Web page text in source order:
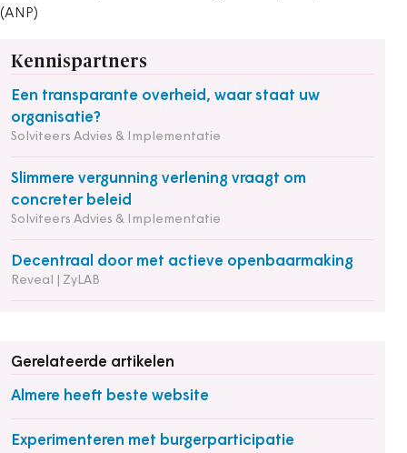
(ANP)
Kennispartners
Een transparante overheid, waar staat uw
organisatie?
Solviteers Advies & Implementatie
Slimmere vergunning verlening vraagt om
concreter beleid
Solviteers Advies & Implementatie
Decentraal door met actieve openbaarmaking
Reveal | ZyLAB
Gerelateerde artikelen
Almere heeft beste website
Experimenteren met burgerparticipatie